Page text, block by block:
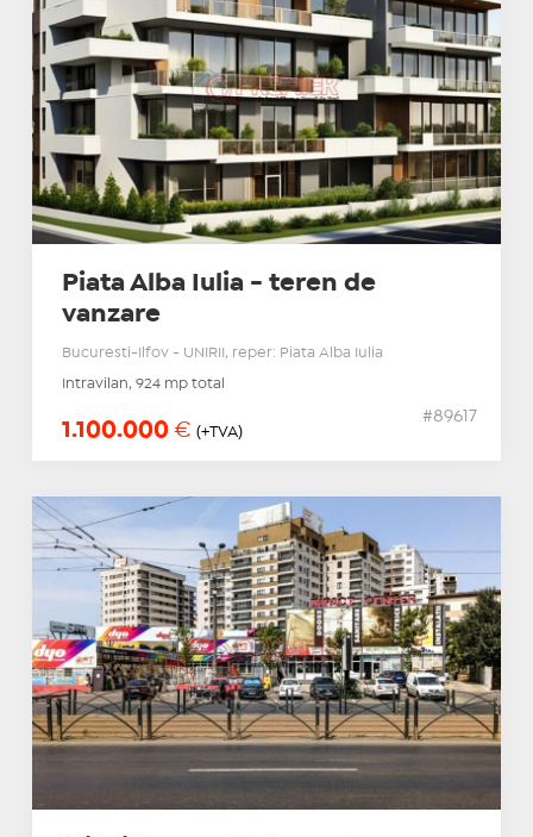
Piata Alba Iulia - teren de
vanzare
Bucuresti-Ilfov - UNIRII, reper: Piata Alba Iulia
Intravilan, 924 mp total
1.100.000 € (+TVA)
#89617